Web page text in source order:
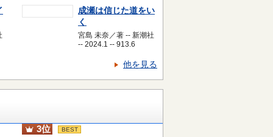
成瀬は信じた道をい
く
宮島 未奈／著 -- 新潮社
-- 2024.1 -- 913.6
他を見る
3位 BEST